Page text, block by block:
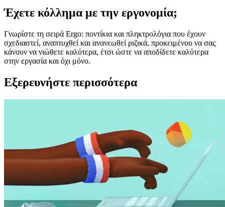
Έχετε κόλλημα με την εργονομία;
Γνωρίστε τη σειρά Ergo: ποντίκια και πληκτρολόγια που έχουν
σχεδιαστεί, αναπτυχθεί και ανανεωθεί ριζικά, προκειμένου να σας
κάνουν να νιώθετε καλύτερα, έτσι ώστε να αποδίδετε καλύτερα
στην εργασία και όχι μόνο.
Εξερευνήστε περισσότερα